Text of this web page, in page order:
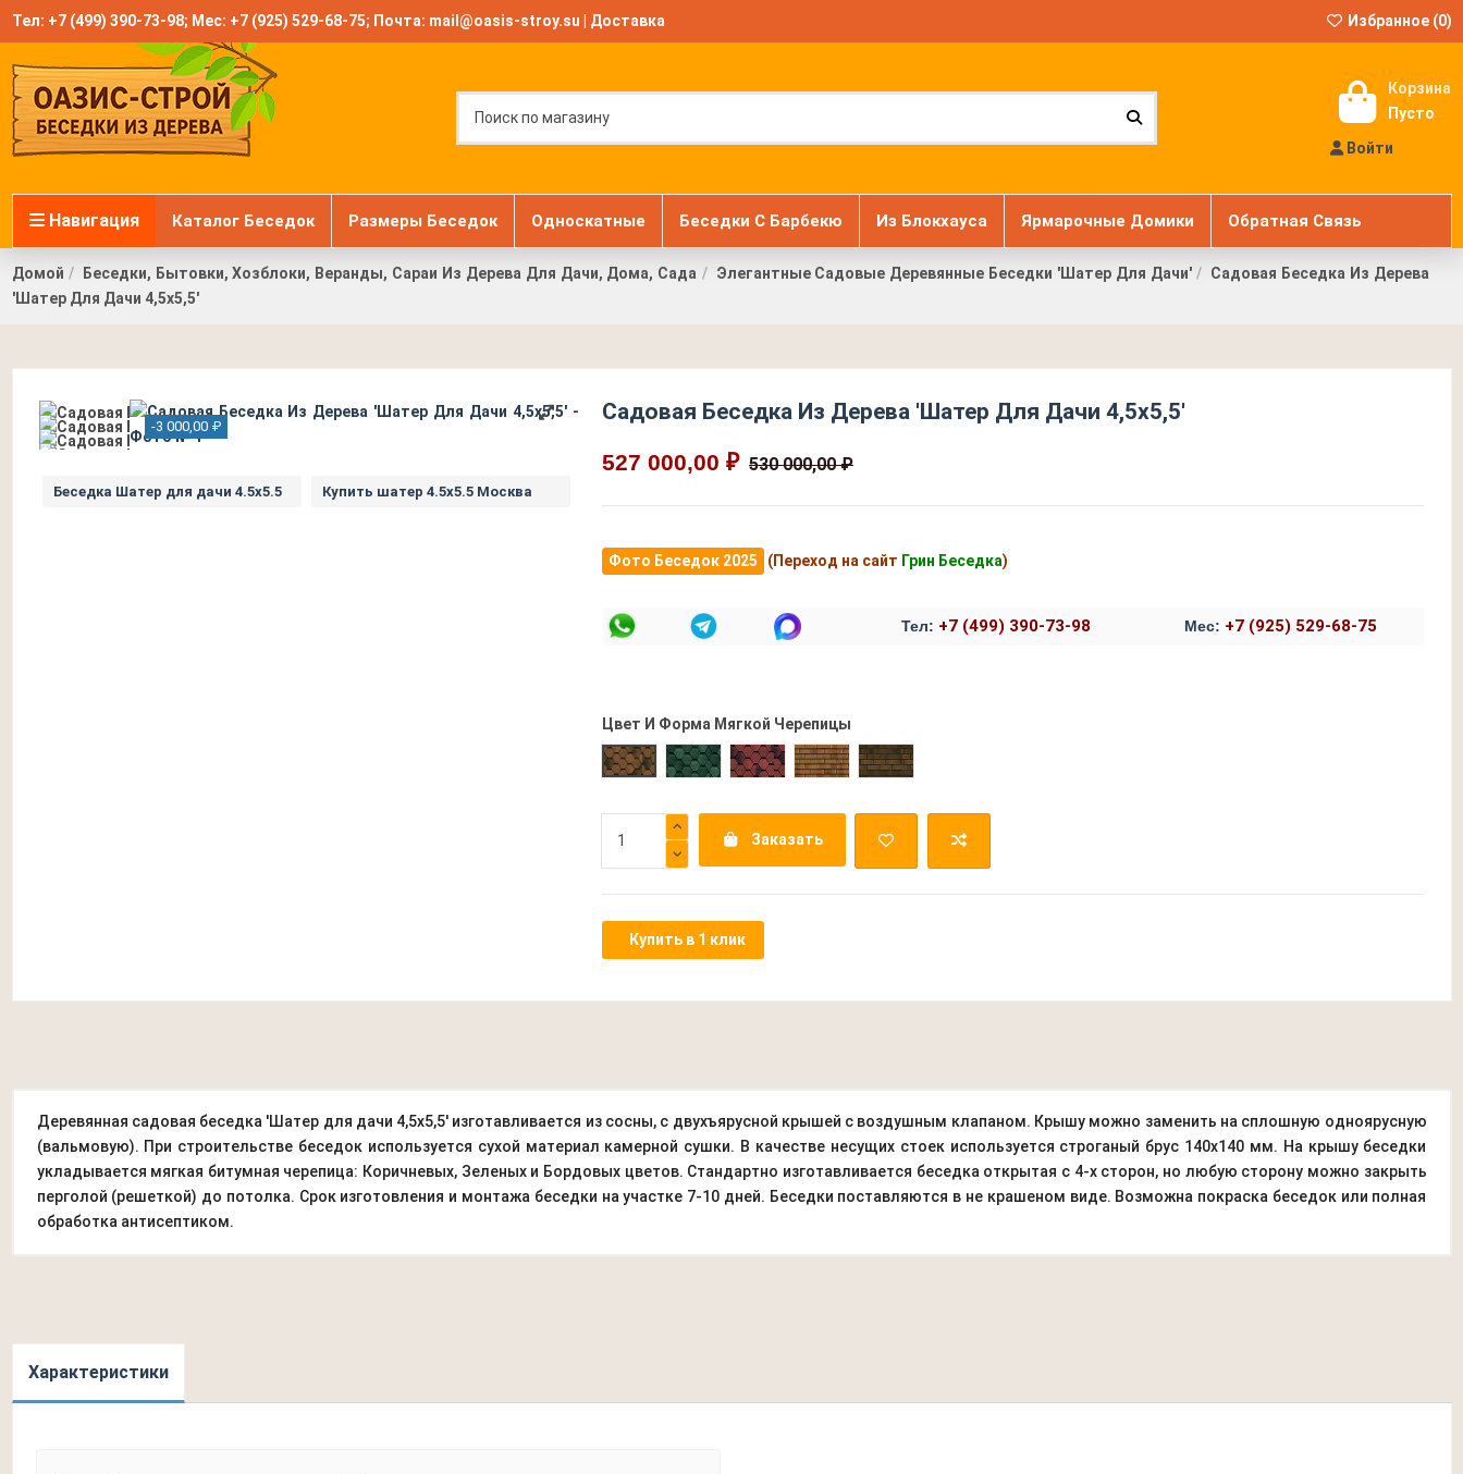
Тел: +7 (499) 390-73-98; Мес: +7 (925) 529-68-75; Почта: mail@oasis-stroy.su Доставка Избранное (0)
Корзина
Пусто
Войти
Навигация Каталог Беседок Размеры Беседок Односкатные Беседки С Барбекю Из Блокхауса Ярмарочные Домики Обратная Связь
Домой Беседки, Бытовки, Хозблоки, Веранды, Сараи Из Дерева Для Дачи, Дома, Сада Элегантные Садовые Деревянные Беседки 'Шатер Для Дачи'
Садовая Беседка Из Дерева
'Шатер Для Дачи 4,5х5,5'
-3 000,00 ₽
Беседка Шатер для дачи 4.5х5.5 Купить шатер 4.5х5.5 Москва
Садовая Беседка Из Дерева 'Шатер Для Дачи 4,5х5,5'
527 000,00 ₽ 530 000,00 ₽
Фото Беседок 2025 (Переход на сайт Грин Беседка)
Тел: +7 (499) 390-73-98 Мес: +7 (925) 529-68-75
Цвет И Форма Мягкой Черепицы
Прима Коричневая
Прима ЗеленаяПрима Бордовая
Трио КоричневаяТрио Темно-Коричневая
Заказать
Купить в 1 клик
Деревянная садовая беседка 'Шатер для дачи 4,5х5,5' изготавливается из сосны, с двухъярусной крышей с воздушным клапаном. Крышу можно заменить на сплошную одноярусную
(вальмовую). При строительстве беседок используется сухой материал камерной сушки. В качестве несущих стоек используется строганый брус 140х140 мм. На крышу беседки
укладывается мягкая битумная черепица: Коричневых, Зеленых и Бордовых цветов. Стандартно изготавливается беседка открытая с 4-х сторон, но любую сторону можно закрыть
перголой (решеткой) до потолка. Срок изготовления и монтажа беседки на участке 7-10 дней. Беседки поставляются в не крашеном виде. Возможна покраска беседок или полная
обработка антисептиком.
Характеристики